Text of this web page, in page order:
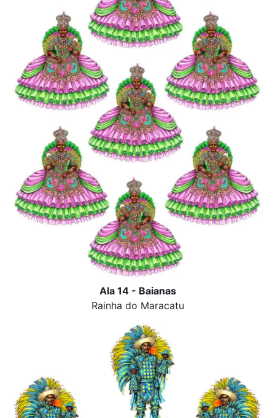
Ala 14 - Baianas
Rainha do Maracatu